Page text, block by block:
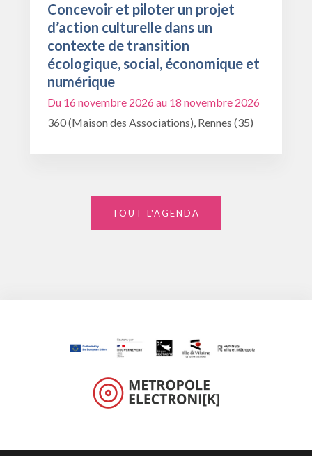
Concevoir et piloter un projet
d’action culturelle dans un
contexte de transition
écologique, social, économique et
numérique
Du 16 novembre 2026 au 18 novembre 2026
360 (Maison des Associations), Rennes (35)
TOUT L'AGENDA